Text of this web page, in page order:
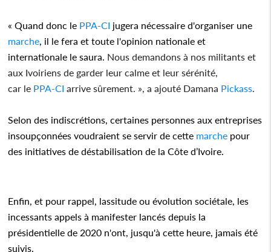
« Quand donc le PPA-CI jugera nécessaire d'organiser une
marche , il le fera et toute l'opinion nationale et
internationale le saura. Nous demandons à nos militants et
aux Ivoiriens de garder leur calme et leur sérénité,
car le PPA-CI arrive sûrement. », a ajouté Damana Pickass
Selon des indiscrétions, certaines personnes aux entreprises
insoupçonnées voudraient se servir de cette marche pour
des initiatives de déstabilisation de la Côte d’Ivoire.
Enfin, et pour rappel, lassitude ou évolution sociétale, les
incessants appels à manifester lancés depuis la
présidentielle de 2020 n'ont, jusqu'à cette heure, jamais été
suivis.